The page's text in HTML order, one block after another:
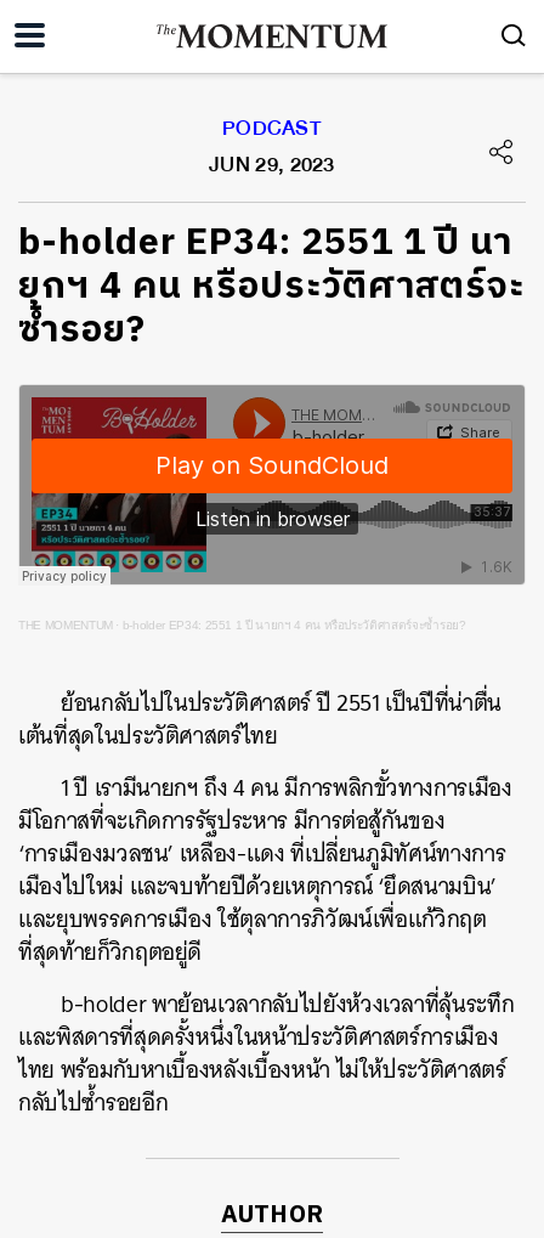
PODCAST
JUN 29, 2023
b-holder EP34: 2551 1 ปี นา
ยกฯ 4 คน หรือประวัติศาสตร์จะ
ซ้ำรอย?
THE MOMENTUM · b-holder EP34: 2551 1 ปี นายกฯ 4 คน หรือประวัติศาสตร์จะซ้ำรอย?
ย้อนกลับไปในประวัติศาสตร์ ปี 2551 เป็นปีที่น่าตื่น
เต้นที่สุดในประวัติศาสตร์ไทย
1 ปี เรามีนายกฯ ถึง 4 คน มีการพลิกขั้วทางการเมือง
มีโอกาสที่จะเกิดการรัฐประหาร มีการต่อสู้กันของ
‘การเมืองมวลชน’ เหลือง-แดง ที่เปลี่ยนภูมิทัศน์ทางการ
เมืองไปใหม่ และจบท้ายปีด้วยเหตุการณ์ ‘ยึดสนามบิน’
และยุบพรรคการเมือง ใช้ตุลาการภิวัฒน์เพื่อแก้วิกฤต
ที่สุดท้ายก็วิกฤตอยู่ดี
b-holder พาย้อนเวลากลับไปยังห้วงเวลาที่ลุ้นระทึก
และพิสดารที่สุดครั้งหนึ่งในหน้าประวัติศาสตร์การเมือง
ไทย พร้อมกับหาเบื้องหลังเบื้องหน้า ไม่ให้ประวัติศาสตร์
กลับไปซ้ำรอยอีก
AUTHOR